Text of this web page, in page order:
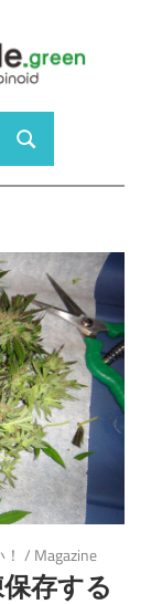
検
索
/ Magazine
存する